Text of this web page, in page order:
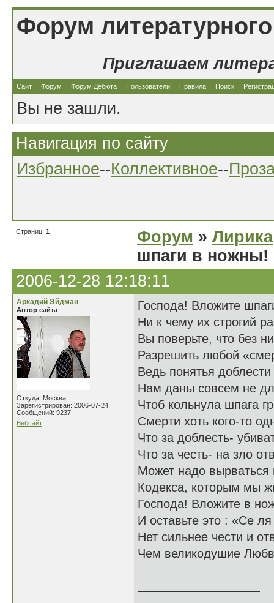
Форум
Приглашаем
Сайт Форум Форум Дебюта Пользователи Правила Поиск
Вы не зашли.
Навигация по сайту
Избранное--Коллективное--
Страниц: 1 Форум » Лирика
шпаги в ножны!
2006-12-28 12:18:11
Аркадий Эйдман
Автор сайта
Откуда: Москва
Зарегистрирован: 2006-07-24
Сообщений: 9237
Вебсайт
Господа! Вложите
Ни к чему их строгий
Вы поверьте, что без
Разрешить любой
Ведь понятья доблести
Нам даны совсем не
Чтоб кольнула шпага
Смерти хоть кого-то
Что за доблесть-
Что за честь- на зло
Может надо вырваться
Кодекса, которым мы
Господа! Вложите в
И оставьте это : «Се
Нет сильнее чести и
Чем великодушие